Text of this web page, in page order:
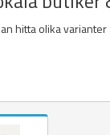
hitta olika